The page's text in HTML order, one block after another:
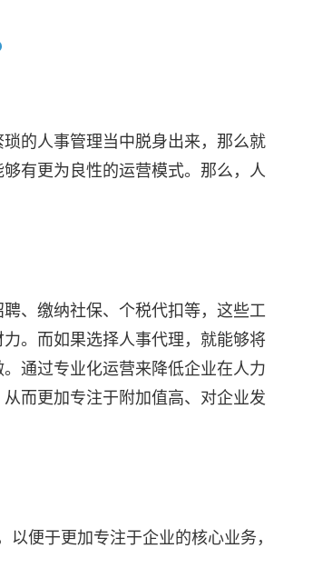
的人事管理当中脱身出来，那么就
有更为良性的运营模式。那么，人
、缴纳社保、个税代扣等，这些工
。而如果选择人事代理，就能够将
通过专业化运营来降低企业在人力
而更加专注于附加值高、对企业发
便于更加专注于企业的核心业务，